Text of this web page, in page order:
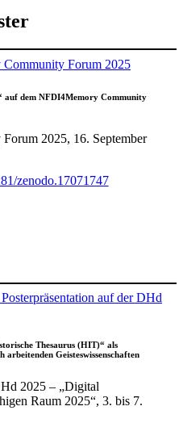
auf dem NFDI4Memory Community
2025, 16. September
zenodo.17071747
Thesaurus (HIT)“ als
Geisteswissenschaften
2025 – „Digital
Raum 2025“, 3. bis 7.